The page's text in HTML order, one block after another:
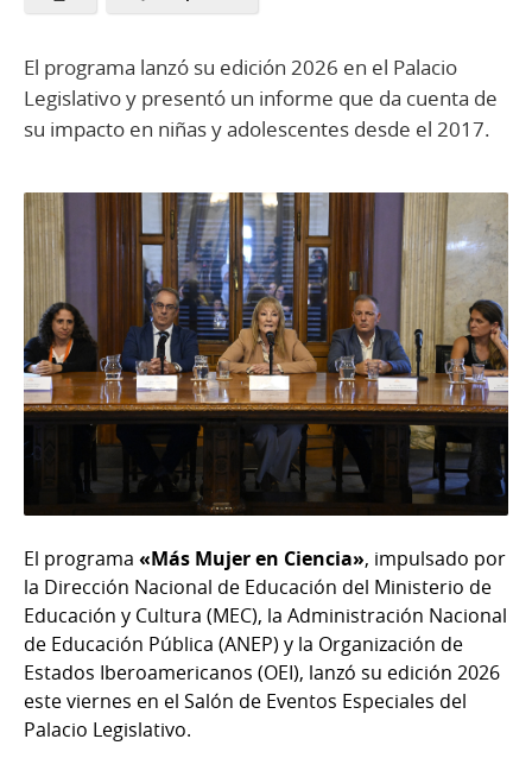
El programa lanzó su edición 2026 en el Palacio
Legislativo y presentó un informe que da cuenta de
su impacto en niñas y adolescentes desde el 2017.
El programa «Más Mujer en Ciencia», impulsado por
la Dirección Nacional de Educación del Ministerio de
Educación y Cultura (MEC), la Administración Nacional
de Educación Pública (ANEP) y la Organización de
Estados Iberoamericanos (OEI), lanzó su edición 2026
este viernes en el Salón de Eventos Especiales del
Palacio Legislativo.